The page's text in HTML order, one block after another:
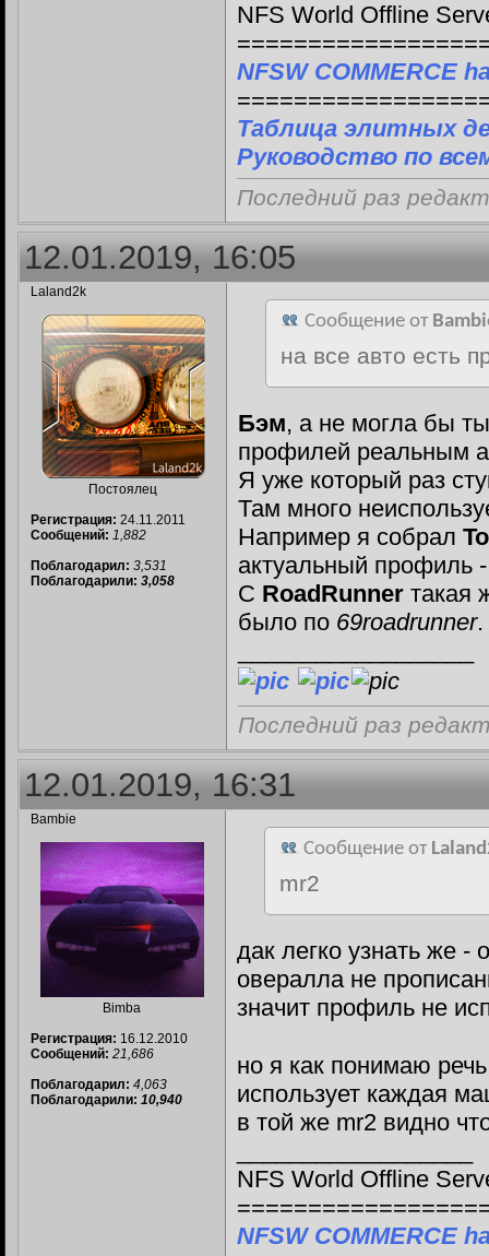
NFS World Offline
NFSW COMMERCE
Таблица элитных
Руководство по
Последний раз
12.01.2019, 16:05
Laland2k
Постоялец
Регистрация: 24.11.2011
Сообщений: 1,882
Поблагодарил: 3,531
Поблагодарили: 3,058
Сообщение от
на все авто есть
Бэм, а не могла бы ты
профилей реальным
Я уже который раз
Там много
Например я собрал
актуальный профиль
С RoadRunner такая
было по 69roadrunner.
Последний раз
12.01.2019, 16:31
Bambie
Bimba
Регистрация: 16.12.2010
Сообщений: 21,686
Поблагодарил: 4,063
Поблагодарили: 10,940
Сообщение от
mr2
дак легко узнать же
овералла не
значит профиль не
но я как понимаю
использует каждая
в той же mr2 видно
NFS World Offline
NFSW COMMERCE